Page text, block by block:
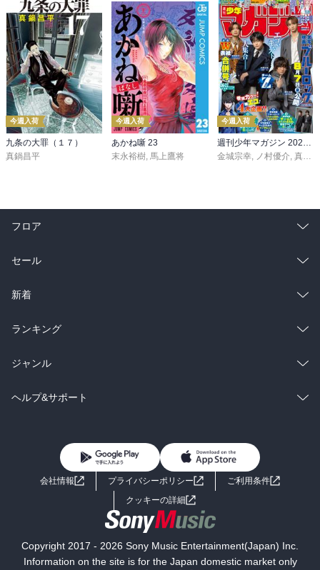
今週入荷
九条の大罪（１７）
真鍋昌平
今週入荷
あかね噺 23
末永裕樹 馬上鷹将
今週入荷
金城宗幸
ノ村優介 真島ヒロ
フロア
総合
ラノベ
雑誌・グラビア
BL・TL
セール
総合
ラノベ
雑誌・グラビア
BL・TL
新着
総合
ラノベ
雑誌・グラビア
ランキング
総合
ラノベ
ジャンル
コミック
ライトノベル 男子向けラノベ
小説
海外小説
ミステリー SF
ヘルプ&サポート
よくあるご質問 お問い合わせ
会社情報 プライバシーポリシー
ご利用条件
クッキーの詳細
Copyright 2017 - 2026 Sony Music Entertainment(Japan) Inc.
Information on the site is for the Japan domestic market only